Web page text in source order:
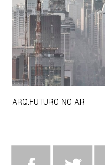
ARQ.FUTURO NO AR